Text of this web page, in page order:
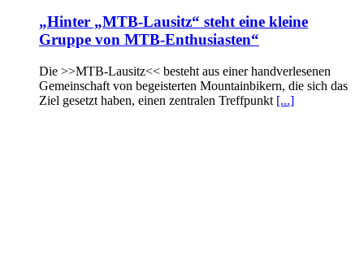
„Hinter „MTB-Lausitz“ steht eine kleine
Gruppe von MTB-Enthusiasten“
Die >>MTB-Lausitz<< besteht aus einer handverlesenen
Gemeinschaft von begeisterten Mountainbikern, die sich das
Ziel gesetzt haben, einen zentralen Treffpunkt [...]